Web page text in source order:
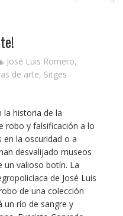
José Luis Romero,
de arte, Sitges
la historia de la
robo y falsificación a lo
en la oscuridad o a
desvalijado museos
un valioso botín. La
de José Luis
de una colección
un río de sangre y